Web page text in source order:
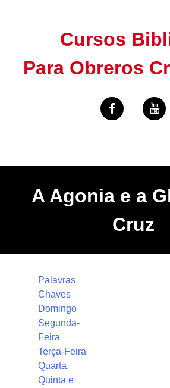
Cursos
Para Obreros
A Agonia e a
Cruz
Palavras
Chaves
Domingo
Segunda-
Feira
Terça-Feira
Quarta,
Quinta e